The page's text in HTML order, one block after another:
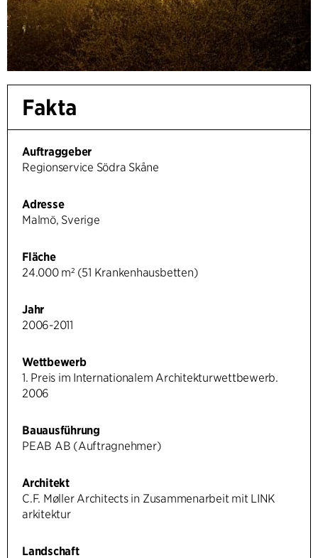
Fakta
Auftraggeber
Regionservice Södra Skåne
Adresse
Malmö, Sverige
Fläche
24.000 m² (51 Krankenhausbetten)
Jahr
2006-2011
Wettbewerb
1. Preis im Internationalem Architekturwettbewerb.
2006
Bauausführung
PEAB AB (Auftragnehmer)
Architekt
C.F. Møller Architects in Zusammenarbeit mit LINK
arkitektur
Landschaft